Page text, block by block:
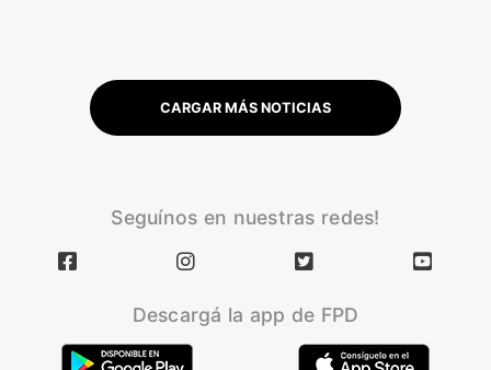
CARGAR MÁS NOTICIAS
Seguínos en nuestras redes!
Descargá la app de FPD